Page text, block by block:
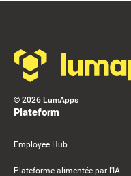
© 2026 LumApps
Plateform
Employee Hub
Plateforme alimentée par l'IA